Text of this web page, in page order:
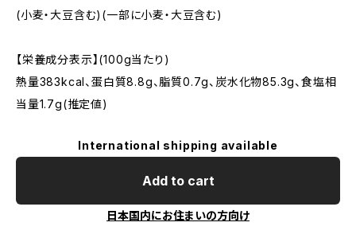
(小麦・大豆含む)(一部に小麦・大豆含む)
【栄養成分表示】(100g当たり)
熱量383kcal、蛋白質8.8g、脂質0.7g、炭水化物85.3g、食塩相
当量1.7g(推定値)
International shipping available
Add to cart
日本国内にお住まいの方向け